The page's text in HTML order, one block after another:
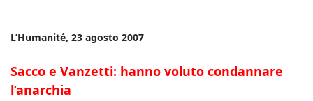
L’Humanité, 23 agosto 2007
Sacco e Vanzetti: hanno voluto condannare
l’anarchia